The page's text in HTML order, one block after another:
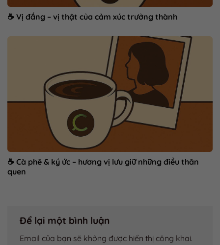
☕ Vị đắng – vị thật của cảm xúc trưởng thành
☕ Cà phê & ký ức – hương vị lưu giữ những điều thân
quen
Để lại một bình luận
Email của bạn sẽ không được hiển thị công khai.